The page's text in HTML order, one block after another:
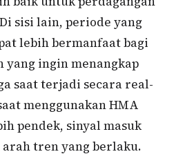
sisi lain, periode yang
lebih bermanfaat bagi
yang ingin menangkap
saat terjadi secara real-
menggunakan HMA
pendek, sinyal masuk
tren yang berlaku.